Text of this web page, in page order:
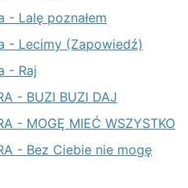
- Lalę poznałem
- Lecimy (Zapowiedź)
- Raj
- BUZI BUZI DAJ
- MOGĘ MIEĆ WSZYSTKO
- Bez Ciebie nie mogę